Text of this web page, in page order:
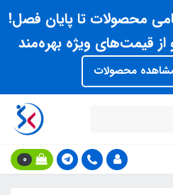
محصولات تا پایان فصل!
از قیمت‌های ویژه بهره‌مند
محصولات
0